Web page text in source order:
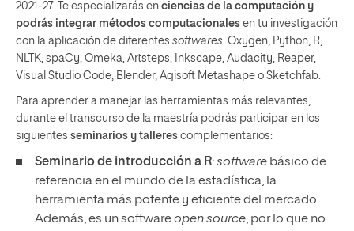
2021-27. Te especializarás en ciencias de la computación y
podrás integrar métodos computacionales en tu investigación
con la aplicación de diferentes softwares: Oxygen, Python, R,
NLTK, spaCy, Omeka, Artsteps, Inkscape, Audacity, Reaper,
Visual Studio Code, Blender, Agisoft Metashape o Sketchfab.
Para aprender a manejar las herramientas más relevantes,
durante el transcurso de la maestría podrás participar en los
siguientes seminarios y talleres complementarios:
Seminario de introducción a R:software básico de
referencia en el mundo de la estadística, la
herramienta más potente y eficiente del mercado.
Además, es un softwareopen source, por lo que no